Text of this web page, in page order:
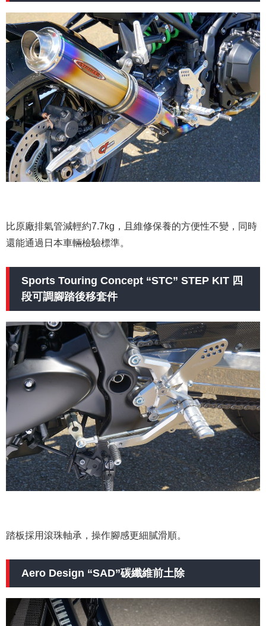
比原廠排氣管減輕約7.7kg，且維修保養的方便性不變，同時
還能通過日本車輛檢驗標準。
Sports Touring Concept “STC” STEP KIT 四
段可調腳踏後移套件
踏板採用滾珠軸承，操作腳感更細膩滑順。
Aero Design “SAD”碳纖維前土除